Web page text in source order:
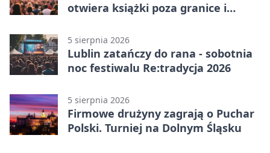
otwiera książki poza granice i
5 sierpnia 2026
Lublin zatańczy do rana - sobotnia
noc festiwalu Re:tradycja 2026
5 sierpnia 2026
Firmowe drużyny zagrają o Puchar
Polski. Turniej na Dolnym Śląsku